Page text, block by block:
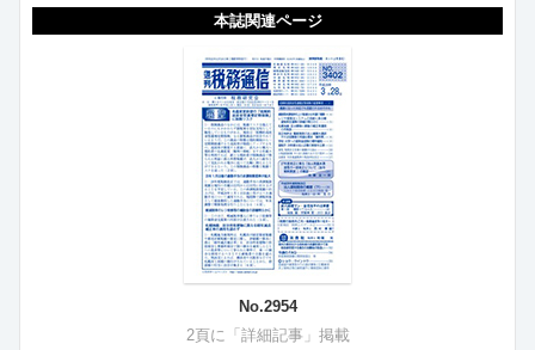
本誌関連ページ
No.2954
2頁に「詳細記事」掲載